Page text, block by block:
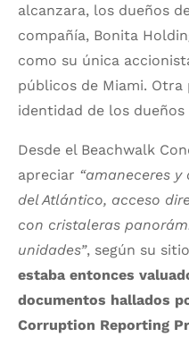
alcanzara, los dueños
compañía, Bonita
como su única
públicos de Miami.
identidad de los
Desde el Beachwalk
apreciar “amaneceres
del Atlántico, acceso
con cristaleras
unidades”, según su
estaba entonces
documentos hallados
Corruption Reporting